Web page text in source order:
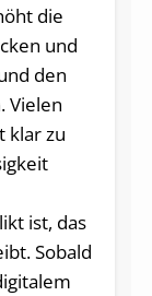
die
und
den
Vielen
klar zu
ist, das
Sobald